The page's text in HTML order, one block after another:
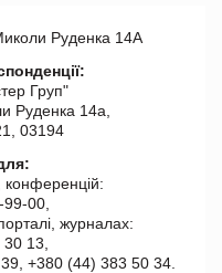
Руденка 14А
Груп"
Руденка 14а,
03194
конференцій:
00,
журналах:
13,
+380 (44) 383 50 34.